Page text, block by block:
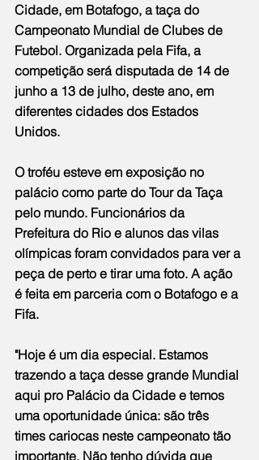
Cidade, em Botafogo, a taça do
Campeonato Mundial de Clubes de
Futebol. Organizada pela Fifa, a
competição será disputada de 14 de
junho a 13 de julho, deste ano, em
diferentes cidades dos Estados
Unidos.
O troféu esteve em exposição no
palácio como parte do Tour da Taça
pelo mundo. Funcionários da
Prefeitura do Rio e alunos das vilas
olímpicas foram convidados para ver a
peça de perto e tirar uma foto. A ação
é feita em parceria com o Botafogo e a
Fifa.
"Hoje é um dia especial. Estamos
trazendo a taça desse grande Mundial
aqui pro Palácio da Cidade e temos
uma oportunidade única: são três
times cariocas neste campeonato tão
importante. Não tenho dúvida que